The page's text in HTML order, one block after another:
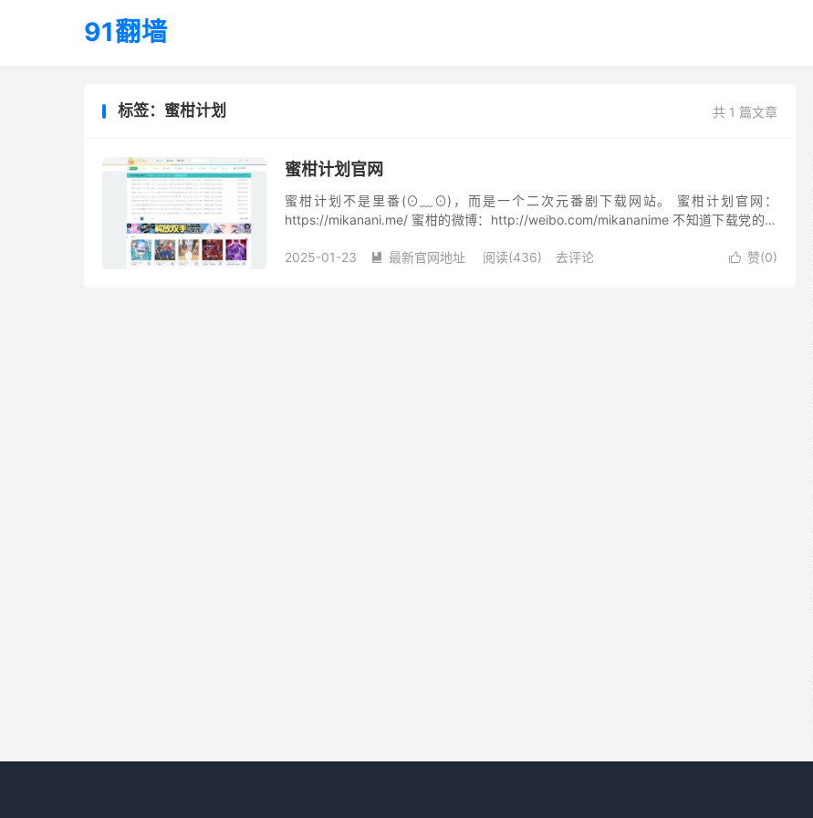
91翻墙
共 1 篇文章
标签：蜜柑计划
蜜柑计划官网
蜜柑计划不是里番(⊙﹏⊙)，而是一个二次元番剧下载网站。 蜜柑计划官网：
https://mikanani.me/ 蜜柑的微博：http://weibo.com/mikananime 不知道下载党的大
 赞(0)
2025-01-23  最新官网地址 阅读(436) 去评论